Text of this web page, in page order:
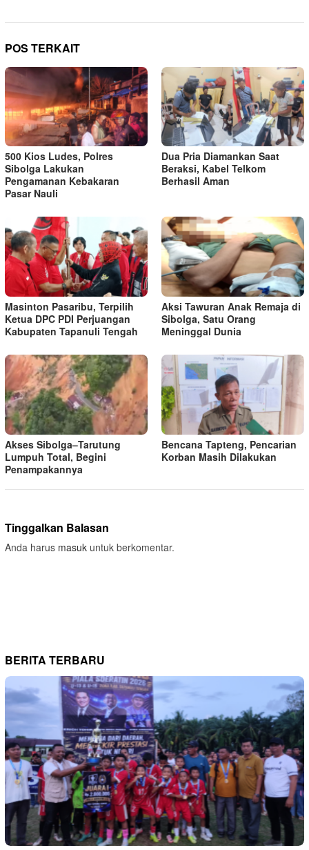
POS TERKAIT
500 Kios Ludes, Polres
Sibolga Lakukan
Pengamanan Kebakaran
Pasar Nauli
Dua Pria Diamankan Saat
Beraksi, Kabel Telkom
Berhasil Aman
Masinton Pasaribu, Terpilih
Ketua DPC PDI Perjuangan
Kabupaten Tapanuli Tengah
Aksi Tawuran Anak Remaja di
Sibolga, Satu Orang
Meninggal Dunia
Akses Sibolga–Tarutung
Lumpuh Total, Begini
Penampakannya
Bencana Tapteng, Pencarian
Korban Masih Dilakukan
Tinggalkan Balasan
Anda harus masuk untuk berkomentar.
BERITA TERBARU